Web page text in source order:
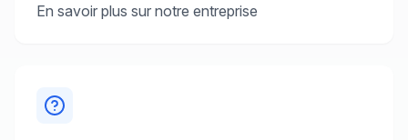
En savoir plus sur notre entreprise